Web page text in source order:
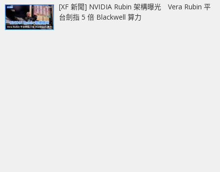
[XF 新聞] NVIDIA Rubin 架構曝光 Vera Rubin 平
台劍指 5 倍 Blackwell 算力